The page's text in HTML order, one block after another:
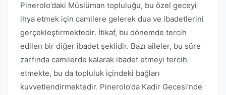
Pinerolo’daki Müslüman topluluğu, bu özel geceyi
ihya etmek için camilere gelerek dua ve ibadetlerini
gerçekleştirmektedir. İtikaf, bu dönemde tercih
edilen bir diğer ibadet şeklidir. Bazı aileler, bu süre
zarfında camilerde kalarak ibadet etmeyi tercih
etmekte, bu da topluluk içindeki bağları
kuvvetlendirmektedir. Pinerolo’da Kadir Gecesi’nde